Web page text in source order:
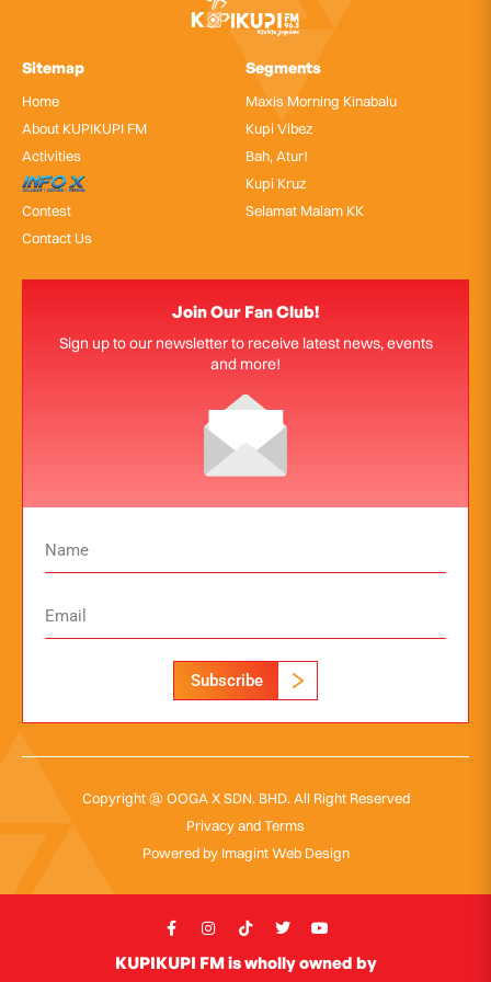
Sitemap
Home
About KUPIKUPI FM
Activities
InfoX
Contest
Contact Us
Segments
Maxis Morning Kinabalu
Kupi Vibez
Bah, Atur!
Kupi Kruz
Selamat Malam KK
Join Our Fan Club!
Sign up to our newsletter to receive latest news, events
and more!
Subscribe
Copyright @ OOGA X SDN. BHD. All Right Reserved
Privacy and Terms
Powered by Imagint Web Design
KUPIKUPI FM is wholly owned by